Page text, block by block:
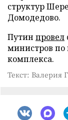
структур
Домодедово.
Путин провел
министров по
комплекса.
Текст: Валерия